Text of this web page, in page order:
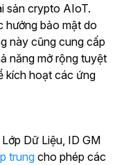
sản crypto AIoT.
hưởng bảo mật do
này cũng cung cấp
năng mở rộng tuyệt
kích hoạt các ứng
Dữ Liệu, ID GM
trung cho phép các